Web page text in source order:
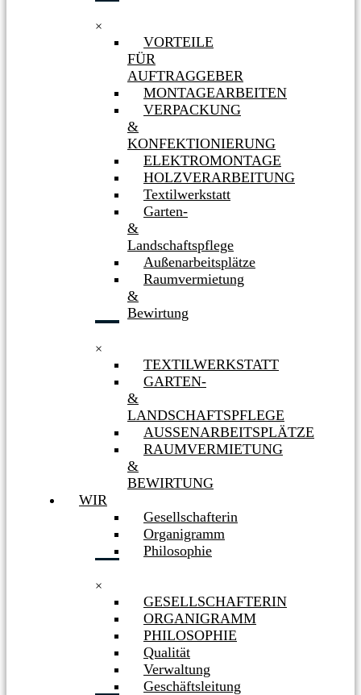
×
VORTEILE
FÜR
AUFTRAGGEBER
MONTAGEARBEITEN
VERPACKUNG
&
KONFEKTIONIERUNG
ELEKTROMONTAGE
HOLZVERARBEITUNG
Textilwerkstatt
Garten-
&
Landschaftspflege
Außenarbeitsplätze
Raumvermietung
&
Bewirtung
×
TEXTILWERKSTATT
GARTEN-
&
LANDSCHAFTSPFLEGE
AUSSENARBEITSPLÄTZE
RAUMVERMIETUNG
&
BEWIRTUNG
WIR
Gesellschafterin
Organigramm
Philosophie
×
GESELLSCHAFTERIN
ORGANIGRAMM
PHILOSOPHIE
Qualität
Verwaltung
Geschäftsleitung